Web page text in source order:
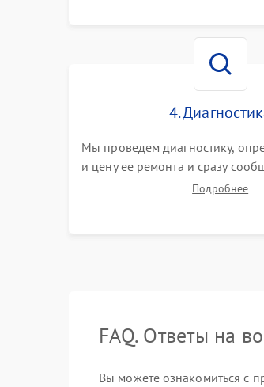
4.
Мы проведем диагностику,
и цену ее ремонта и сразу
Подробнее
FAQ. Ответы на
Вы можете ознакомиться с